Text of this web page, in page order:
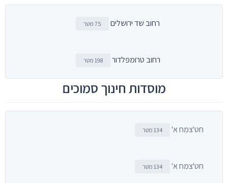
רחוב שד ירושלים 75 מטר
רחוב טרומפלדור 198 מטר
מוסדות חינוך סמוכים
חט'צמח א' 134 מטר
חט'צמח א' 134 מטר